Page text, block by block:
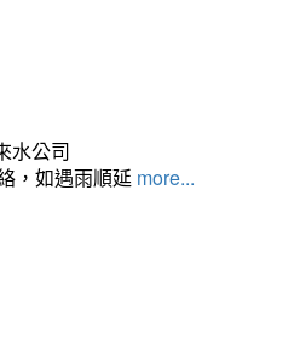
水公司
，如遇雨順延 more...